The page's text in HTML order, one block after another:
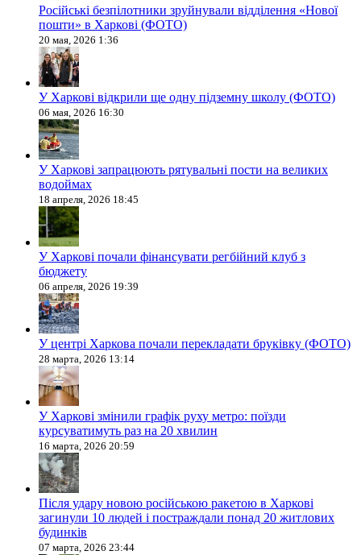
Російські безпілотники зруйнували відділення «Нової
пошти» в Харкові (ФОТО)
20 мая, 2026 1:36
У Харкові відкрили ще одну підземну школу (ФОТО)
06 мая, 2026 16:30
У Харкові запрацюють рятувальні пости на великих
водоймах
18 апреля, 2026 18:45
У Харкові почали фінансувати регбійний клуб з
бюджету
06 апреля, 2026 19:39
У центрі Харкова почали перекладати бруківку (ФОТО)
28 марта, 2026 13:14
У Харкові змінили графік руху метро: поїзди
курсуватимуть раз на 20 хвилин
16 марта, 2026 20:59
Після удару новою російською ракетою в Харкові
загинули 10 людей і постраждали понад 20 житлових
будинків
07 марта, 2026 23:44